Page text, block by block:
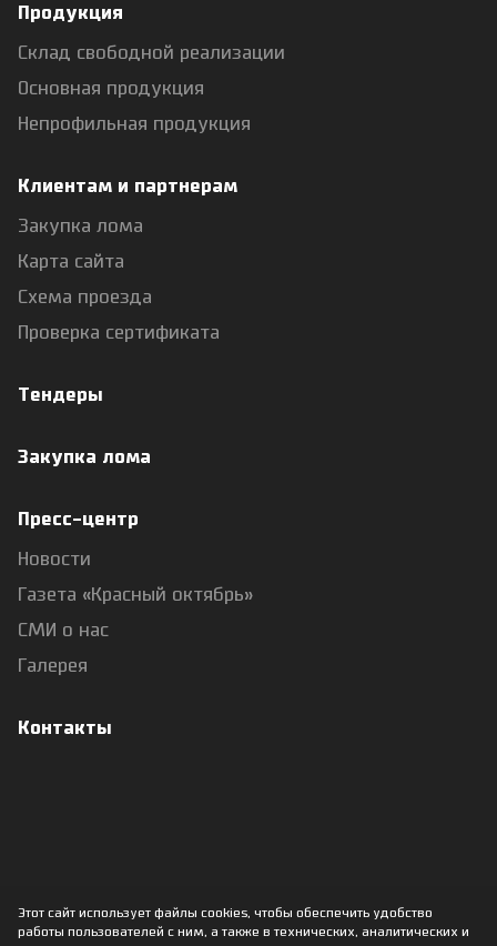
Этот сайт использует файлы cookies, чтобы обеспечить удобство
работы пользователей с ним, а также в технических, аналитических и
Продукция
Склад свободной реализации
Основная продукция
Непрофильная продукция
Клиентам и партнерам
Закупка лома
Карта сайта
Схема проезда
Проверка сертификата
Тендеры
Закупка лома
Пресс-центр
Новости
Газета «Красный октябрь»
СМИ о нас
Галерея
Контакты